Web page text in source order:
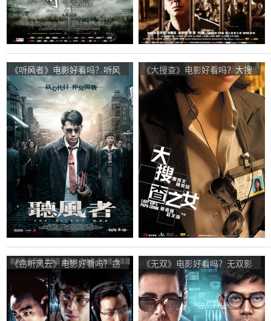
《听风者》电影好看吗？听风
者影评及简介
《大搜查》电影好看吗？大搜
查影评及简介
《窃听风云》电影好看吗？窃
听风云影评及简介
《无双》电影好看吗？无双影
评及简介